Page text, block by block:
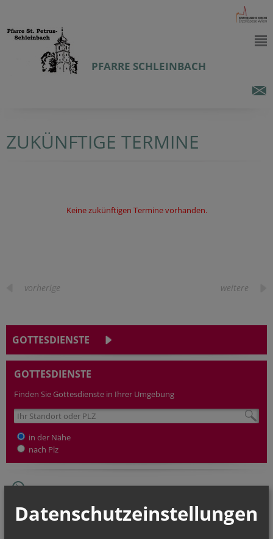
PFARRE SCHLEINBACH
ZUKÜNFTIGE TERMINE
Keine zukünftigen Termine vorhanden.
vorherige weitere
GOTTESDIENSTE
GOTTESDIENSTE
Finden Sie Gottesdienste in Ihrer Umgebung
in der Nähe
nach Plz
Datenschutzeinstellungen